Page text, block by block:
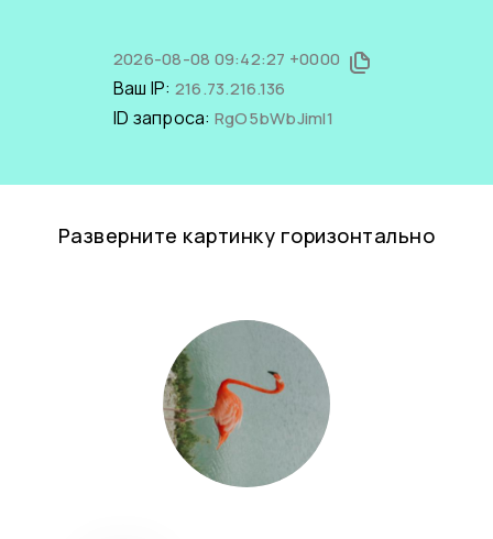
2026-08-08 09:42:27 +0000
Ваш IP: 216.73.216.136
ID запроса: RgO5bWbJimI1
Разверните картинку горизонтально